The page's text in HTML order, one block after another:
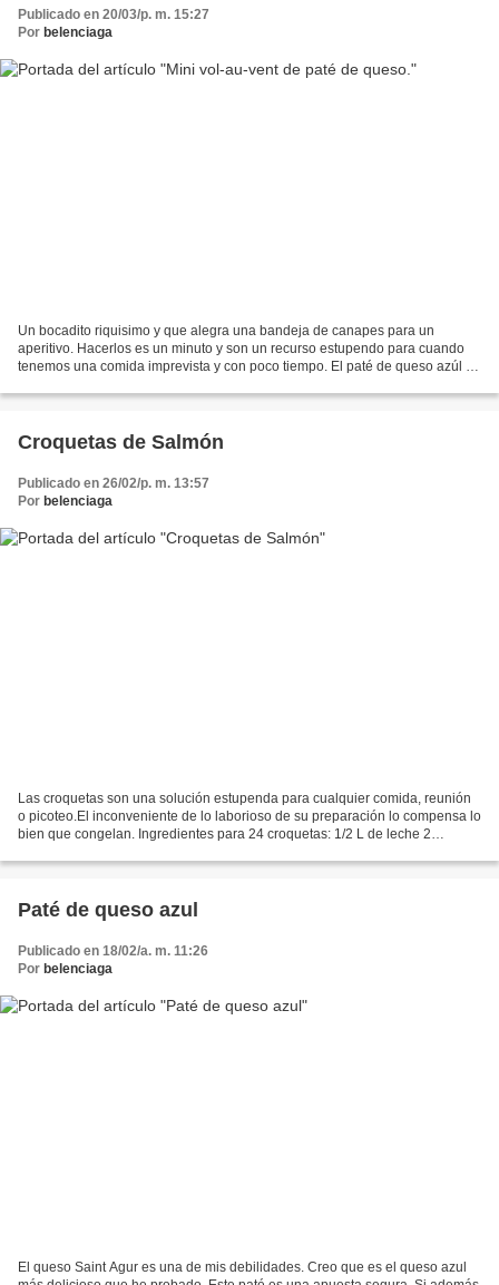
Publicado en 20/03/p. m. 15:27
Por belenciaga
Un bocadito riquisimo y que alegra una bandeja de canapes para un
aperitivo. Hacerlos es un minuto y son un recurso estupendo para cuando
tenemos una comida imprevista y con poco tiempo. El paté de queso azúl es
Croquetas de Salmón
Publicado en 26/02/p. m. 13:57
Por belenciaga
Las croquetas son una solución estupenda para cualquier comida, reunión
o picoteo.El inconveniente de lo laborioso de su preparación lo compensa lo
bien que congelan. Ingredientes para 24 croquetas: 1/2 L de leche 2
Paté de queso azul
Publicado en 18/02/a. m. 11:26
Por belenciaga
El queso Saint Agur es una de mis debilidades. Creo que es el queso azul